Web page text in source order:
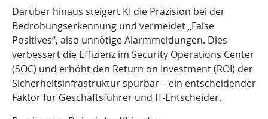
Darüber hinaus steigert KI die Präzision bei der
Bedrohungserkennung und vermeidet „False
Positives“, also unnötige Alarmmeldungen. Dies
verbessert die Effizienz im Security Operations Center
(SOC) und erhöht den Return on Investment (ROI) der
Sicherheitsinfrastruktur spürbar – ein entscheidender
Faktor für Geschäftsführer und IT-Entscheider.